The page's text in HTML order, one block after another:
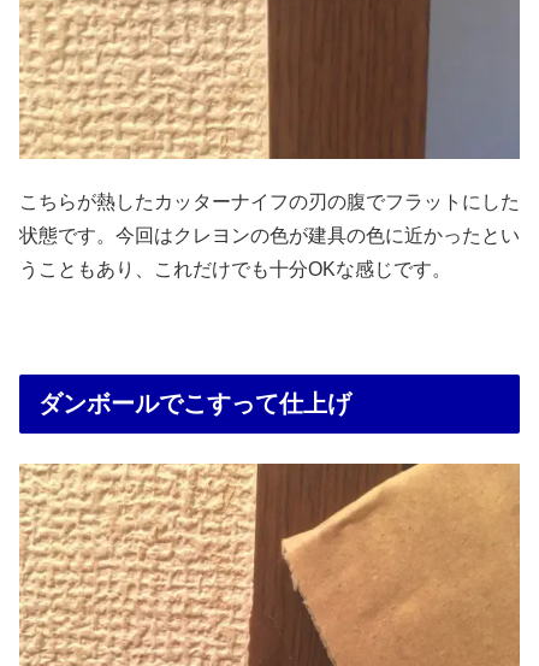
こちらが熱したカッターナイフの刃の腹でフラットにした
状態です。今回はクレヨンの色が建具の色に近かったとい
うこともあり、これだけでも十分OKな感じです。
ダンボールでこすって仕上げ